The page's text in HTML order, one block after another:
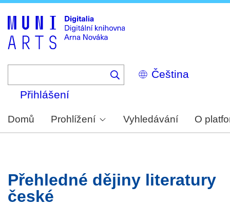
Select
your
Přihlášení
Domů Prohlížení Vyhledávání O
Přehledné dějiny literatury
české